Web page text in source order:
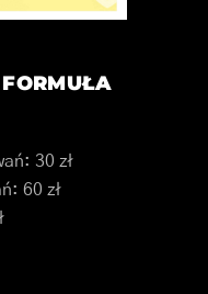
30 zł
60 zł